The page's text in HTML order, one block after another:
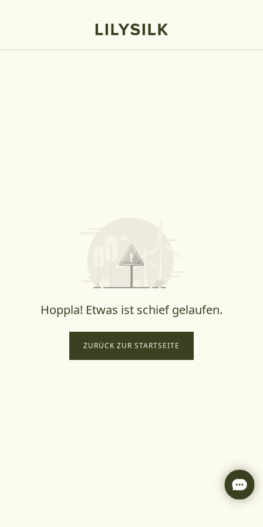
Hoppla! Etwas ist schief gelaufen.
ZURÜCK ZUR STARTSEITE